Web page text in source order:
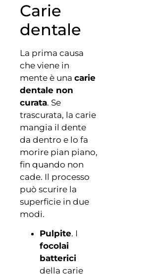
Carie
dentale
La prima causa
che viene in
mente è una carie
dentale non
curata. Se
trascurata, la carie
mangia il dente
da dentro e lo fa
morire pian piano,
fin quando non
cade. Il processo
può scurire la
superficie in due
modi.
Pulpite. I
focolai
batterici
della carie